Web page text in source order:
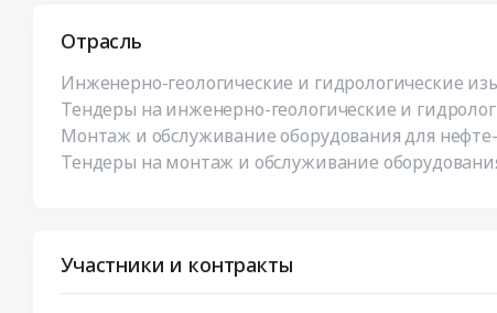
Отрасль
Инженерно-геологические и гидрологические
Тендеры на инженерно-геологические и
Монтаж и обслуживание оборудования для
Тендеры на монтаж и обслуживание
Участники и контракты